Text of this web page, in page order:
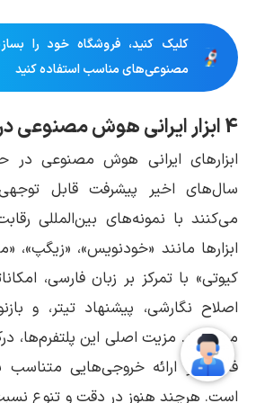
کلیک کنید، فروشگاه خود را
مصنوعی‌های مناسب استفاده کنید
4 ابزار ایرانی هوش مصنوعی در تولید محتوا
ابزارهای ایرانی هوش مصنوعی در
سال‌های اخیر پیشرفت قابل
می‌کنند با نمونه‌های بین‌المللی
ابزارها مانند «خودنویس»،
کیوتی» با تمرکز بر زبان فارسی،
اصلاح نگارشی، پیشنهاد تیتر، و
می‌دهند. مزیت اصلی این پلتفرم‌ها،
فارسی و ارائه خروجی‌هایی متناسب با
است. هرچند هنوز در دقت و تنوع